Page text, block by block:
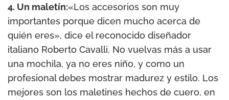
4. Un maletín:«Los accesorios son muy
importantes porque dicen mucho acerca de
quién eres», dice el reconocido diseñador
italiano Roberto Cavalli. No vuelvas más a usar
una mochila, ya no eres niño, y como un
profesional debes mostrar madurez y estilo. Los
mejores son los maletines hechos de cuero, en